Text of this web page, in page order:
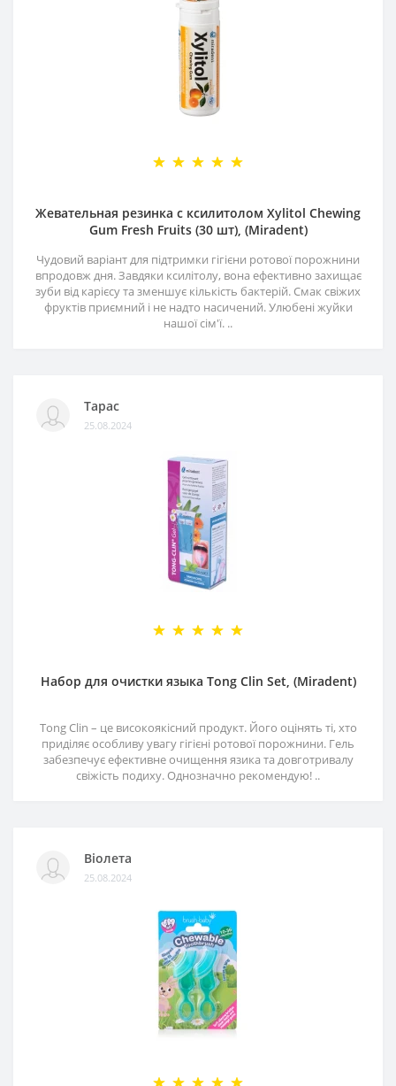
Жевательная резинка с ксилитолом Xylitol Chewing
Gum Fresh Fruits (30 шт), (Miradent)
Чудовий варіант для підтримки гігієни ротової порожнини
впродовж дня. Завдяки ксилітолу, вона ефективно захищає
зуби від карієсу та зменшує кількість бактерій. Смак свіжих
фруктів приємний і не надто насичений. Улюбені жуйки
нашої сім'ї. ..
Тарас
25.08.2024
Набор для очистки языка Tong Clin Set, (Miradent)
Tong Clin – це високоякісний продукт. Його оцінять ті, хто
приділяє особливу увагу гігієні ротової порожнини. Гель
забезпечує ефективне очищення язика та довготривалу
свіжість подиху. Однозначно рекомендую! ..
Віолета
25.08.2024